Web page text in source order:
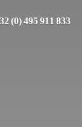
(0) 495 911 833